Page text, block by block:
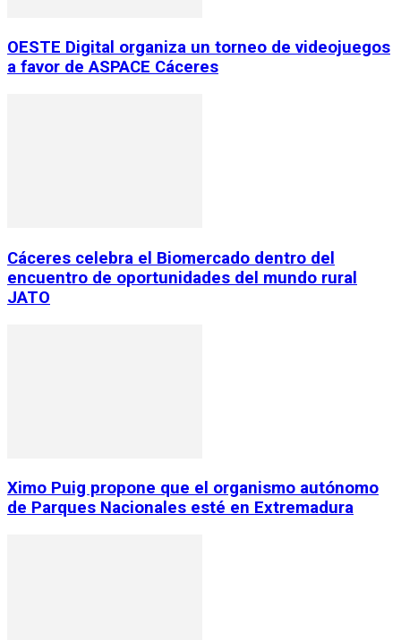
OESTE Digital organiza un torneo de videojuegos
a favor de ASPACE Cáceres
Cáceres celebra el Biomercado dentro del
encuentro de oportunidades del mundo rural
JATO
Ximo Puig propone que el organismo autónomo
de Parques Nacionales esté en Extremadura